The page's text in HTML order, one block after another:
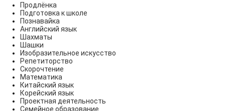
Продлёнка
Подготовка к школе
Познавайка
Английский язык
Шахматы
Шашки
Изобразительное искусство
Репетиторство
Скорочтение
Математика
Китайский язык
Корейский язык
Проектная деятельность
Семейное образование